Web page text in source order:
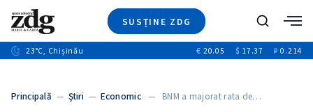
SUSȚINE ZDG
Ştiri
+13
Caută
23°C, Chișinău € 20.05 $ 17.37 ₽ 0.214
Principală — Ştiri — Economic— BNM a majorat rata de…